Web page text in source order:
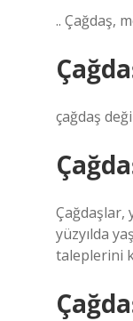
.. Çağdaş,
çağdaş
Çağdaşlar,
yüzyılda
taleplerini